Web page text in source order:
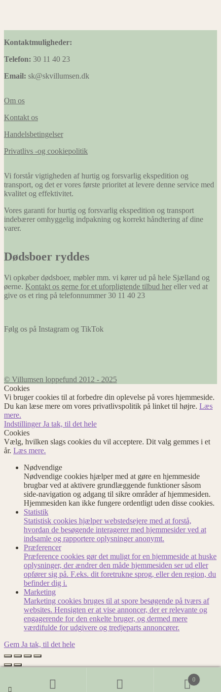
Kontaktmuligheder:
Telefon: 30 11 40 23
Email: sk@skvillumsen.dk
Om os
Kontakt os
Handelsbetingelser
Privatlivs -og cookiepolitik
Vi forstår vigtigheden af hurtig og forsvarlig ekspedition og
transport, og det er vores første prioritet at levere denne service med
kvalitet og effektivitet.
Vores garanti for hurtig og forsvarlig ekspedition og transport
indebærer omhyggelig indpakning og korrekt håndtering af dine
varer.
Dødsboer ryddes
Vi opkøber dødsboer, møbler mm. vi kører ud på hele Sjælland og
øerne. Kontakt os gerne for et uforpligtende tilbud her eller ved at
give os et ring på telefonnummer 30 11 40 23
Følg os på Instagram og TikTok
© Villumsen loppefund 2012 - 2025
0
Cookies
Vi bruger cookies til at forbedre din oplevelse på vores hjemmeside.
Du kan læse mere om vores privatlivspolitik på linket til højre. Læs
mere.
IndstillingerJa tak, til det hele
Cookies
Vælg, hvilken slags cookies du vil acceptere. Dit valg gemmes i et
år. Læs mere.
Nødvendige
Nødvendige cookies hjælper med at gøre en hjemmeside
brugbar ved at aktivere grundlæggende funktioner såsom
side-navigation og adgang til sikre områder af hjemmesiden.
Hjemmesiden kan ikke fungere ordentligt uden disse cookies.
Statistik
Statistisk cookies hjælper webstedsejere med at forstå,
hvordan de besøgende interagerer med hjemmesider ved at
indsamle og rapportere oplysninger anonymt.
Præferencer
Præference cookies gør det muligt for en hjemmeside at huske
oplysninger, der ændrer den måde hjemmesiden ser ud eller
opfører sig på. F.eks. dit foretrukne sprog, eller den region, du
befinder dig i.
Marketing
Marketing cookies bruges til at spore besøgende på tværs af
websites. Hensigten er at vise annoncer, der er relevante og
engagerende for den enkelte bruger, og dermed mere
værdifulde for udgivere og tredjeparts annoncører.
Gem Ja tak, til det hele